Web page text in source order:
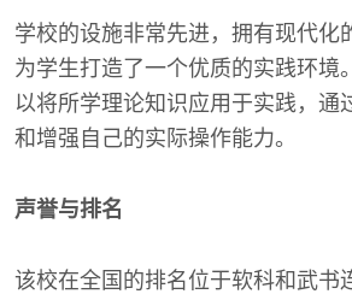
学校的设施非常先进，拥有现代化
为学生打造了一个优质的实践环境
以将所学理论知识应用于实践，通
和增强自己的实际操作能力。
声誉与排名
该校在全国的排名位于软科和武书